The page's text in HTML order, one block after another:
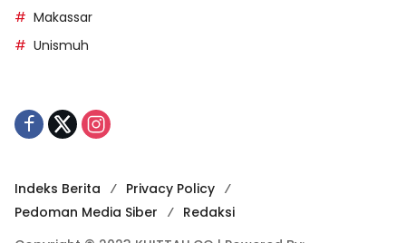
Makassar
Unismuh
Indeks Berita
Privacy Policy
Pedoman Media Siber
Redaksi